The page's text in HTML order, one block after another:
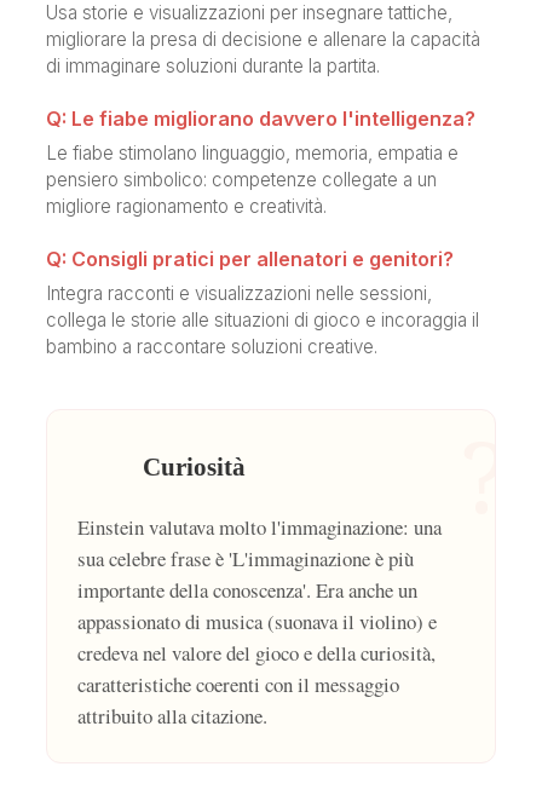
Usa storie e visualizzazioni per insegnare tattiche,
migliorare la presa di decisione e allenare la capacità
di immaginare soluzioni durante la partita.
Q: Le fiabe migliorano davvero l'intelligenza?
Le fiabe stimolano linguaggio, memoria, empatia e
pensiero simbolico: competenze collegate a un
migliore ragionamento e creatività.
Q: Consigli pratici per allenatori e genitori?
Integra racconti e visualizzazioni nelle sessioni,
collega le storie alle situazioni di gioco e incoraggia il
bambino a raccontare soluzioni creative.
Curiosità
Einstein valutava molto l'immaginazione: una
sua celebre frase è 'L'immaginazione è più
importante della conoscenza'. Era anche un
appassionato di musica (suonava il violino) e
credeva nel valore del gioco e della curiosità,
caratteristiche coerenti con il messaggio
attribuito alla citazione.